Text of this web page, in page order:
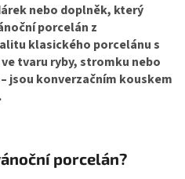
nebo doplněk, který
porcelán z
klasického porcelánu s
tvaru ryby, stromku nebo
jsou konverzačním kouskem
porcelán?